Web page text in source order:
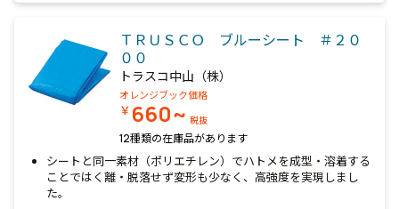
ＴＲＵＳＣＯ ブルーシート ＃２０
００
トラスコ中山（株）
オレンジブック価格
￥ 660~ 税抜
12種類の在庫品があります
シートと同一素材（ポリエチレン）でハトメを成型・溶着する
ことではく離・脱落せず変形も少なく、高強度を実現しまし
た。